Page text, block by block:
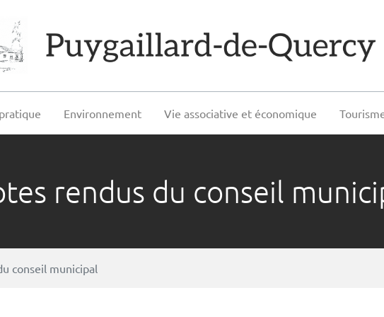
Environnement Vie associative et économique
rendus du conseil
conseil municipal